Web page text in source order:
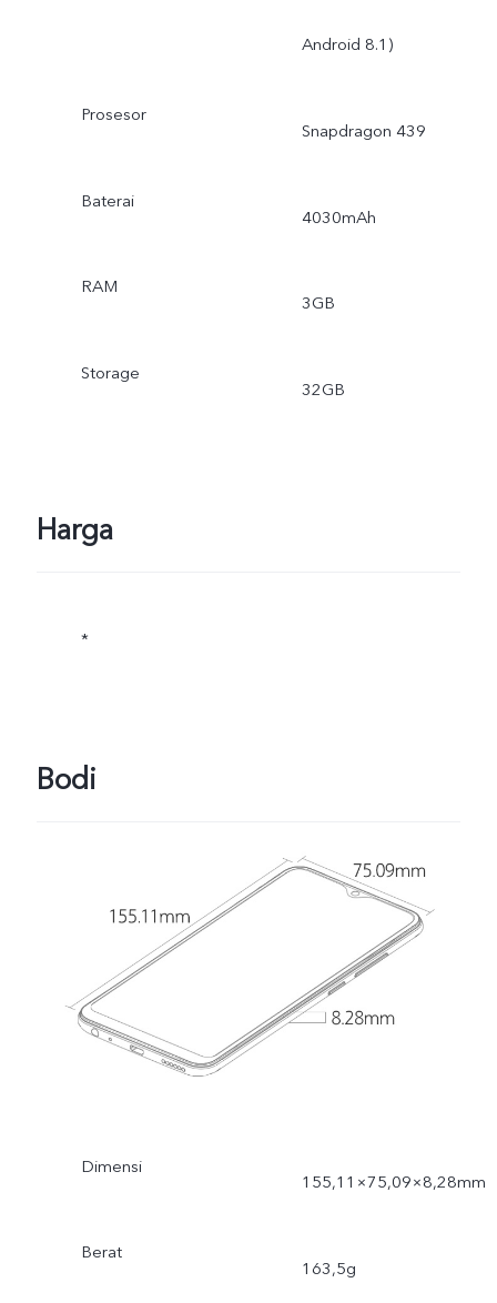
Android 8.1)
Prosesor
Snapdragon 439
Baterai
4030mAh
RAM
3GB
Storage
32GB
Harga
*
Bodi
Dimensi
155,11×75,09×8,28mm
Berat
163,5g